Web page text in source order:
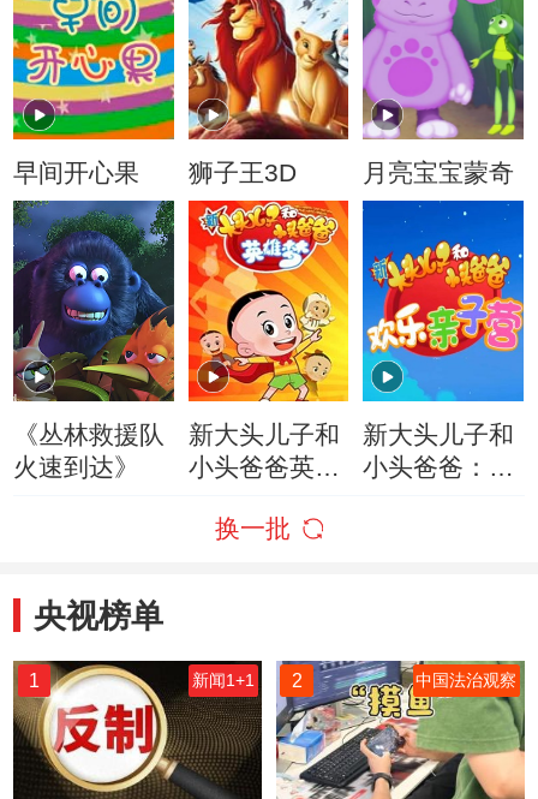
早间开心果 狮子王3D 月亮宝宝蒙奇
《丛林救援队
火速到达》
新大头儿子和
小头爸爸英雄
新大头儿子和
小头爸爸：欢
换一批
央视榜单
1 新闻1+1 2 中国法治观察